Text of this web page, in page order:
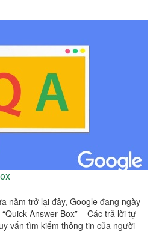
năm trở lại đây, Google đang ngày
Answer Box” – Các trả lời tự
vấn tìm kiếm thông tin của người